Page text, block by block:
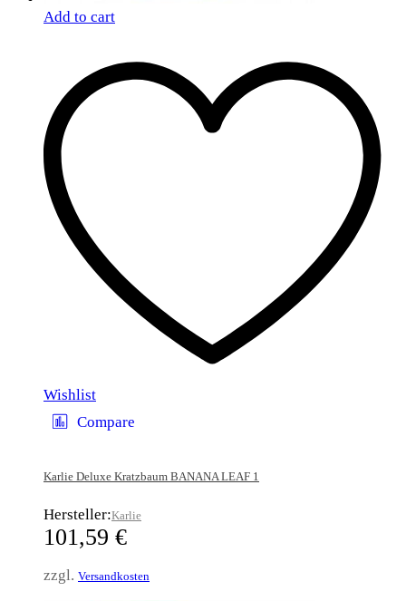
Add to cart
Wishlist
Compare
Karlie Deluxe Kratzbaum BANANA LEAF 1
Hersteller:Karlie
101,59 €
zzgl. Versandkosten